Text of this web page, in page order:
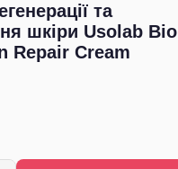
та
шкіри Usolab Bio
Repair Cream